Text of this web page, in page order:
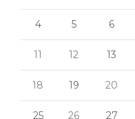
4 5 6
11 12 13
18 19 20
25 26 27